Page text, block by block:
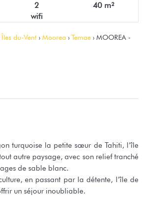
2
40 m²
wifi
Îles du-Vent › Moorea › Temae › MOOREA -
turquoise la petite sœur de Tahiti, l’île
autre paysage, avec son relief tranché
de sable blanc.
en passant par la détente, l’île de
un séjour inoubliable.